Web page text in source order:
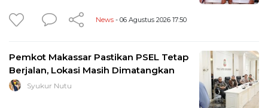
News - 06 Agustus 2026 17:50
Pemkot Makassar Pastikan PSEL Tetap
Berjalan, Lokasi Masih Dimatangkan
Syukur Nutu